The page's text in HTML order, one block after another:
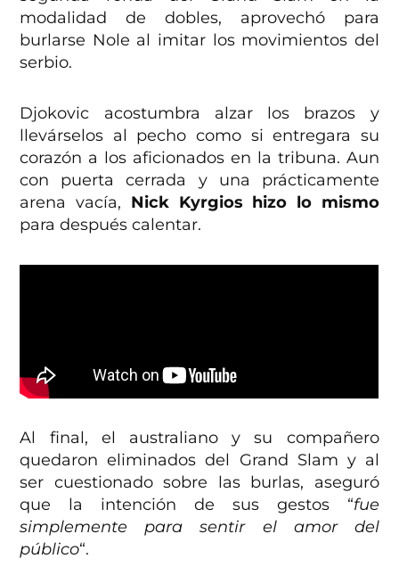
modalidad de dobles, aprovechó para
burlarse Nole al imitar los movimientos del
serbio.
Djokovic acostumbra alzar los brazos y
llevárselos al pecho como si entregara su
corazón a los aficionados en la tribuna. Aun
con puerta cerrada y una prácticamente
arena vacía, Nick Kyrgios hizo lo mismo
para después calentar.
Al final, el australiano y su compañero
quedaron eliminados del Grand Slam y al
ser cuestionado sobre las burlas, aseguró
que la intención de sus gestos “fue
simplemente para sentir el amor del
público“.